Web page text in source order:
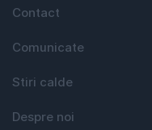
Contact
Comunicate
Stiri calde
Despre noi